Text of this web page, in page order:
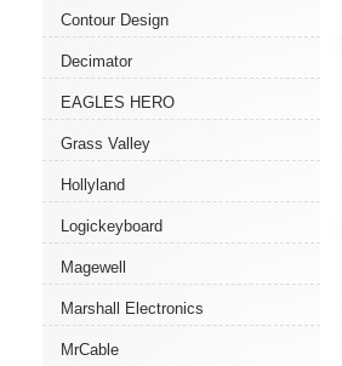
Contour Design
Decimator
EAGLES HERO
Grass Valley
Hollyland
Logickeyboard
Magewell
Marshall Electronics
MrCable